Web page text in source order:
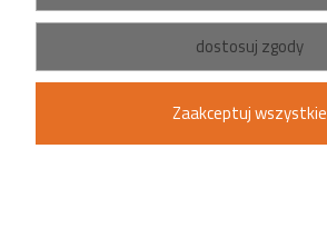
dostosuj zgody
Zaakceptuj wszystkie